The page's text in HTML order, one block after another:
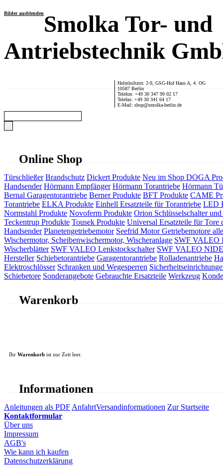
Bilder ausblendenSmolka Tor- und
Antriebstechnik
Helmholtzstr. 2-9, GSG-Hof Haus A, 4. OG
10587 Berlin
Telefon: +49 30 347 99 02 17
Telefax: +49 30 341 64 17
E-Mail: shop@smolka-berlin.de
Online Shop
Türschließer Brandschutz Dickert Produkte Neu im Shop DOGA
Handsender Hörmann Empfänger Hörmann Torantriebe Hörmann
Bernal Garagentorantriebe Berner Produkte BFT Produkte CAME
Torantriebe ELKA Produkte Einhell Ersatzteile für Torantriebe LED
Normstahl Produkte Novoferm Produkte Orion Schlüsselschalter und
Teckentrup Produkte Tousek Produkte Universal Ersatzteile für Tore
Handsender Planetengetriebemotor Seefrid Motor Getriebemotore
Wischermotor, Scheibenwischermotor, Wischeranlage SWF VALEO
Wischerblätter SWF VALEO Lenkstockschalter SWF VALEO
Hersteller Schiebetorantriebe Garagentorantriebe Rolladenantriebe
Elektroschlösser Schranken und Wegesperren
Schiebetore Sonderangebote Gebrauchte Ersatzteile Werkzeug
Warenkorb
Ihr Warenkorb ist zur Zeit leer.
Informationen
Anleitungen als PDF AnfahrtVersandinformationen Zur Startseite
Kontaktformular
Über uns
Impressum
AGB's
Wie kann ich kaufen
Datenschutzerklärung